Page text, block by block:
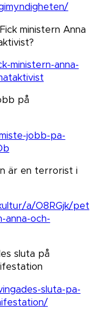
ministern Anna
ministern-anna-
på
jobb-pa-
är en terrorist i
a/O8RGjk/pet
anna-och-
sluta på
sluta-pa-